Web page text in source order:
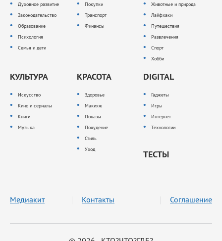
Духовное развитие
Законодательство
Образование
Психология
Семья и дети
Покупки
Транспорт
Финансы
Животные и природа
Лайфхаки
Путешествия
Развлечения
Спорт
Хобби
КУЛЬТУРА
Искусство
Кино и сериалы
Книги
Музыка
КРАСОТА
Здоровье
Макияж
Показы
Похудение
Стиль
Уход
DIGITAL
Гаджеты
Игры
Интернет
Технологии
ТЕСТЫ
Медиакит Контакты Соглашение